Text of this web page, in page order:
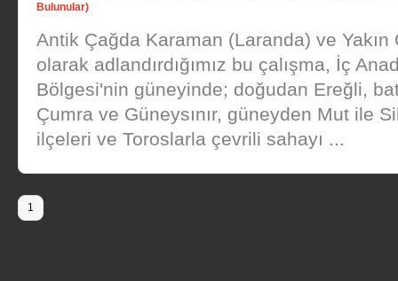
Bulunular)
Antik Çağda Karaman (Laranda) ve Yakın
olarak adlandırdığımız bu çalışma, İç
Bölgesi'nin güneyinde; doğudan Ereğli,
Çumra ve Güneysınır, güneyden Mut ile
ilçeleri ve Toroslarla çevrili sahayı ...
1